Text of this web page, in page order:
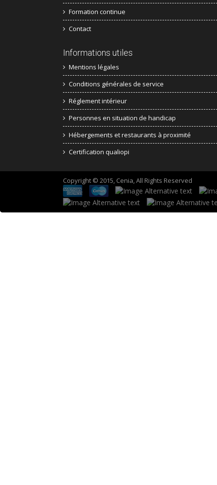
Formation continue
Contact
Informations utiles
Mentions légales
Conditions générales de service
Réglement intérieur
Personnes en situation de handicap
Hébergements et restaurants à proximité
Certification qualiopi
Copyright © 2015, Cenia, All Rights Reserved